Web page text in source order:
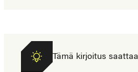
Tämä kirjoitus